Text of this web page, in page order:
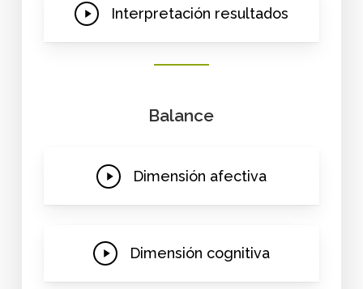
Play
Interpretación resultados
Balance
Play
Dimensión afectiva
Play
Dimensión cognitiva